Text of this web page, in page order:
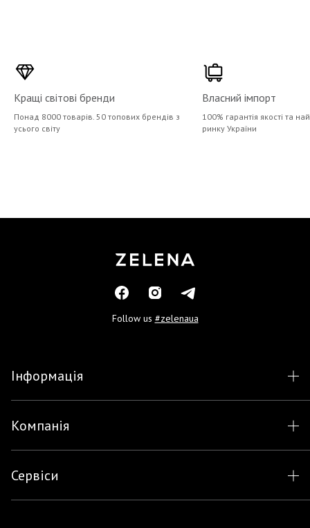
Кращі світові бренди
Понад 8000 товарів. 50 топових брендів з
усього світу
Власний імпорт
100% гарантія якості та
ринку України
Follow us #zelenaua
Інформація
Компанія
Сервіси